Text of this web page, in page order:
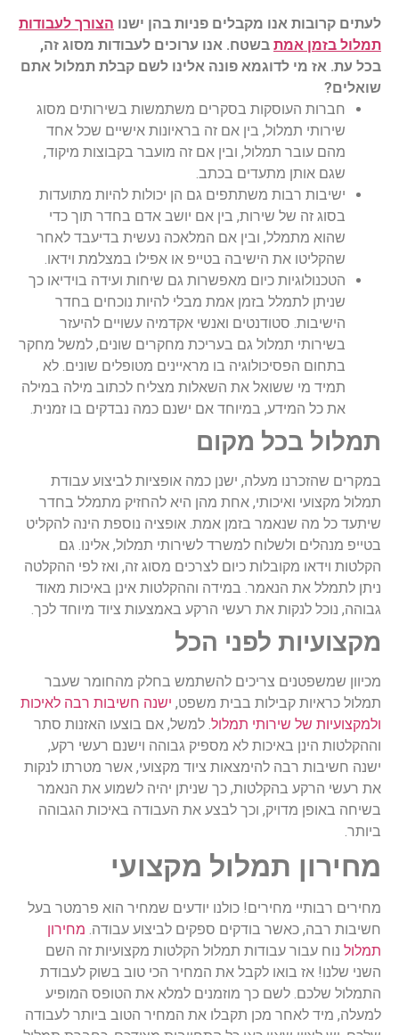
לעתים קרובות אנו מקבלים פניות בהן ישנו הצורך לעבודות
תמלול בזמן אמת בשטח. אנו ערוכים לעבודות מסוג זה,
בכל עת. אז מי לדוגמא פונה אלינו לשם קבלת תמלול אתם
שואלים?
חברות העוסקות בסקרים משתמשות בשירותים מסוג
שירותי תמלול, בין אם זה בראיונות אישיים שכל אחד
מהם עובר תמלול, ובין אם זה מועבר בקבוצות מיקוד,
שגם אותן מתעדים בכתב.
ישיבות רבות משתתפים גם הן יכולות להיות מתועדות
בסוג זה של שירות, בין אם יושב אדם בחדר תוך כדי
שהוא מתמלל, ובין אם המלאכה נעשית בדיעבד לאחר
שהקליטו את הישיבה בטייפ או אפילו במצלמת וידאו.
הטכנולוגיות כיום מאפשרות גם שיחות ועידה בוידיאו כך
שניתן לתמלל בזמן אמת מבלי להיות נוכחים בחדר
הישיבות. סטודנטים ואנשי אקדמיה עשויים להיעזר
בשירותי תמלול גם בעריכת מחקרים שונים, למשל מחקר
בתחום הפסיכולוגיה בו מראיינים מטופלים שונים. לא
תמיד מי ששואל את השאלות מצליח לכתוב מילה במילה
את כל המידע, במיוחד אם ישנם כמה נבדקים בו זמנית.
תמלול בכל מקום
במקרים שהזכרנו מעלה, ישנן כמה אופציות לביצוע עבודת
תמלול מקצועי ואיכותי, אחת מהן היא להחזיק מתמלל בחדר
שיתעד כל מה שנאמר בזמן אמת. אופציה נוספת הינה להקליט
בטייפ מנהלים ולשלוח למשרד לשירותי תמלול, אלינו. גם
הקלטות וידאו מקובלות כיום לצרכים מסוג זה, ואז לפי ההקלטה
ניתן לתמלל את הנאמר. במידה וההקלטות אינן באיכות מאוד
גבוהה, נוכל לנקות את רעשי הרקע באמצעות ציוד מיוחד לכך.
מקצועיות לפני הכל
מכיוון שמשפטנים צריכים להשתמש בחלק מהחומר שעבר
תמלול כראיות קבילות בבית משפט, ישנה חשיבות רבה לאיכות
ולמקצועיות של שירותי תמלול. למשל, אם בוצעו האזנות סתר
וההקלטות הינן באיכות לא מספיק גבוהה וישנם רעשי רקע,
ישנה חשיבות רבה להימצאות ציוד מקצועי, אשר מטרתו לנקות
את רעשי הרקע בהקלטות, כך שניתן יהיה לשמוע את הנאמר
בשיחה באופן מדויק, וכך לבצע את העבודה באיכות הגבוהה
ביותר.
מחירון תמלול מקצועי
מחירים רבותיי מחירים! כולנו יודעים שמחיר הוא פרמטר בעל
חשיבות רבה, כאשר בודקים ספקים לביצוע עבודה. מחירון
תמלול נוח עבור עבודות תמלול הקלטות מקצועיות זה השם
השני שלנו! אז בואו לקבל את המחיר הכי טוב בשוק לעבודת
התמלול שלכם. לשם כך מוזמנים למלא את הטופס המופיע
למעלה, מיד לאחר מכן תקבלו את המחיר הטוב ביותר לעבודה